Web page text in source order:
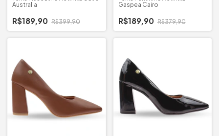
Australia
R$189,90 R$399,90
Gaspea Cairo
R$189,90 R$379,90